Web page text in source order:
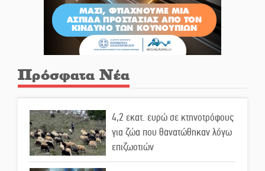
Πρόσφατα Νέα
4,2 εκατ. ευρώ σε κτηνοτρόφους
για ζώα που θανατώθηκαν λόγω
επιζωοτιών